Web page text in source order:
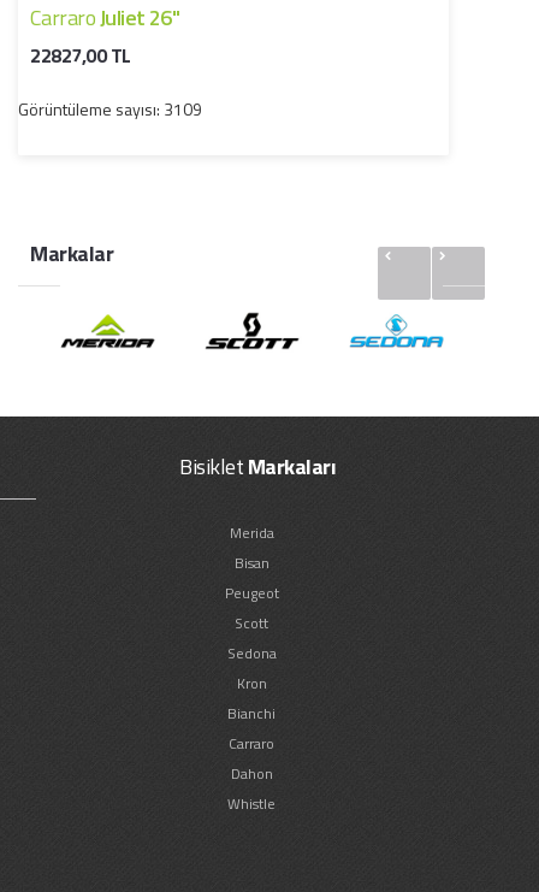
CarraroJuliet 26"
22827,00 TL
Görüntüleme sayısı: 3109
Markalar
BisikletMarkaları
Merida
Bisan
Peugeot
Scott
Sedona
Kron
Bianchi
Carraro
Dahon
Whistle